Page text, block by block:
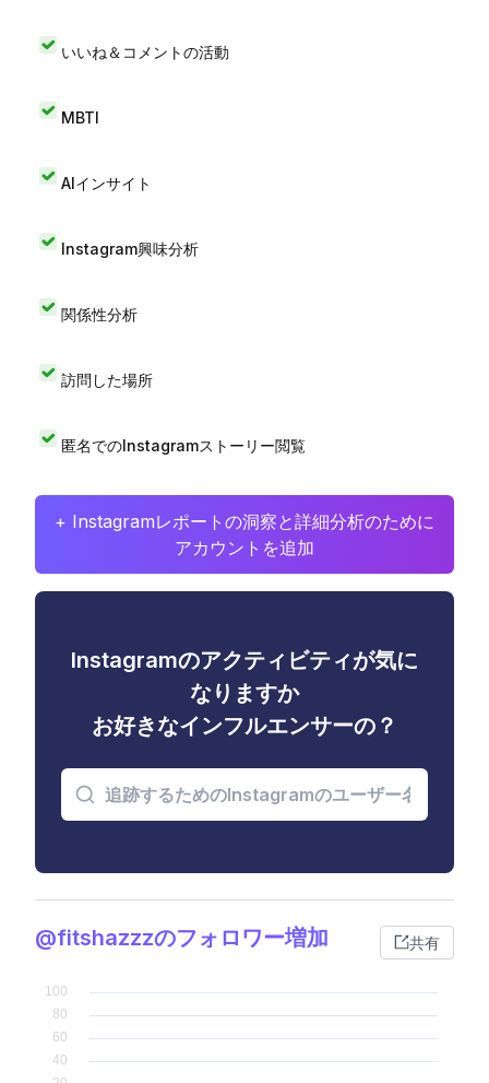
いいね＆コメントの活動
MBTI
AIインサイト
Instagram興味分析
関係性分析
訪問した場所
匿名でのInstagramストーリー閲覧
+ Instagramレポートの洞察と詳細分析のために
アカウントを追加
Instagramのアクティビティが気に
なりますか
お好きなインフルエンサーの？
@fitshazzzのフォロワー増加 共有